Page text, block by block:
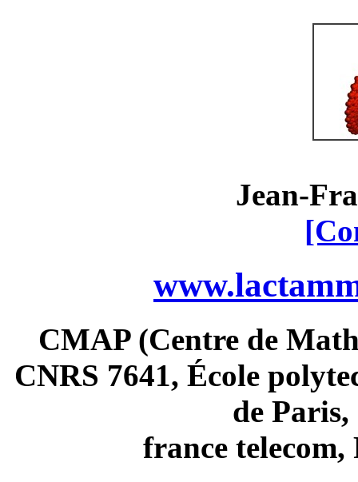
Jean-
CMAP (Centre de
CNRS 7641, École
de
france telecom,